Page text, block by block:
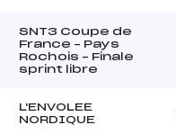
SNT3 Coupe de
France – Pays
Rochois – Finale
sprint libre
L'ENVOLEE
NORDIQUE